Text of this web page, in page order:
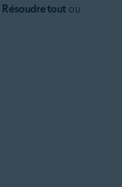
Résoudre tout ou